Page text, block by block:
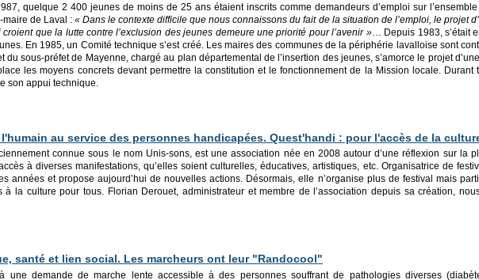
quelque 2 400 jeunes de moins de 25 ans étaient inscrits comme demandeurs d’emploi sur
maire de Laval :« Dans le contexte difficile que nous connaissons du fait de la situation de l’emploi, le projet
que la lutte contre l’exclusion des jeunes demeure une priorité pour l’avenir »… Depuis 1983, s’était
En 1985, un Comité technique s’est créé. Les maires des communes de la périphérie lavalloise sont
du sous-préfet de Mayenne, chargé au plan départemental de l’insertion des jeunes, s’amorce le projet
les moyens concrets devant permettre la constitution et le fonctionnement de la Mission locale.
son appui technique.
au service des personnes handicapées. Quest'handi : pour l'accès de la
connue sous le nom Unis-sons, est une association née en 2008 autour d’une réflexion sur la
à diverses manifestations, qu’elles soient culturelles, éducatives, artistiques, etc. Organisatrice de
années et propose aujourd’hui de nouvelles actions. Désormais, elle n’organise plus de festival mais
à la culture pour tous. Florian Derouet, administrateur et membre de l’association depuis sa création,
santé et lien social. Les marcheurs ont leur "Randocool"
une demande de marche lente accessible à des personnes souffrant de pathologies diverses